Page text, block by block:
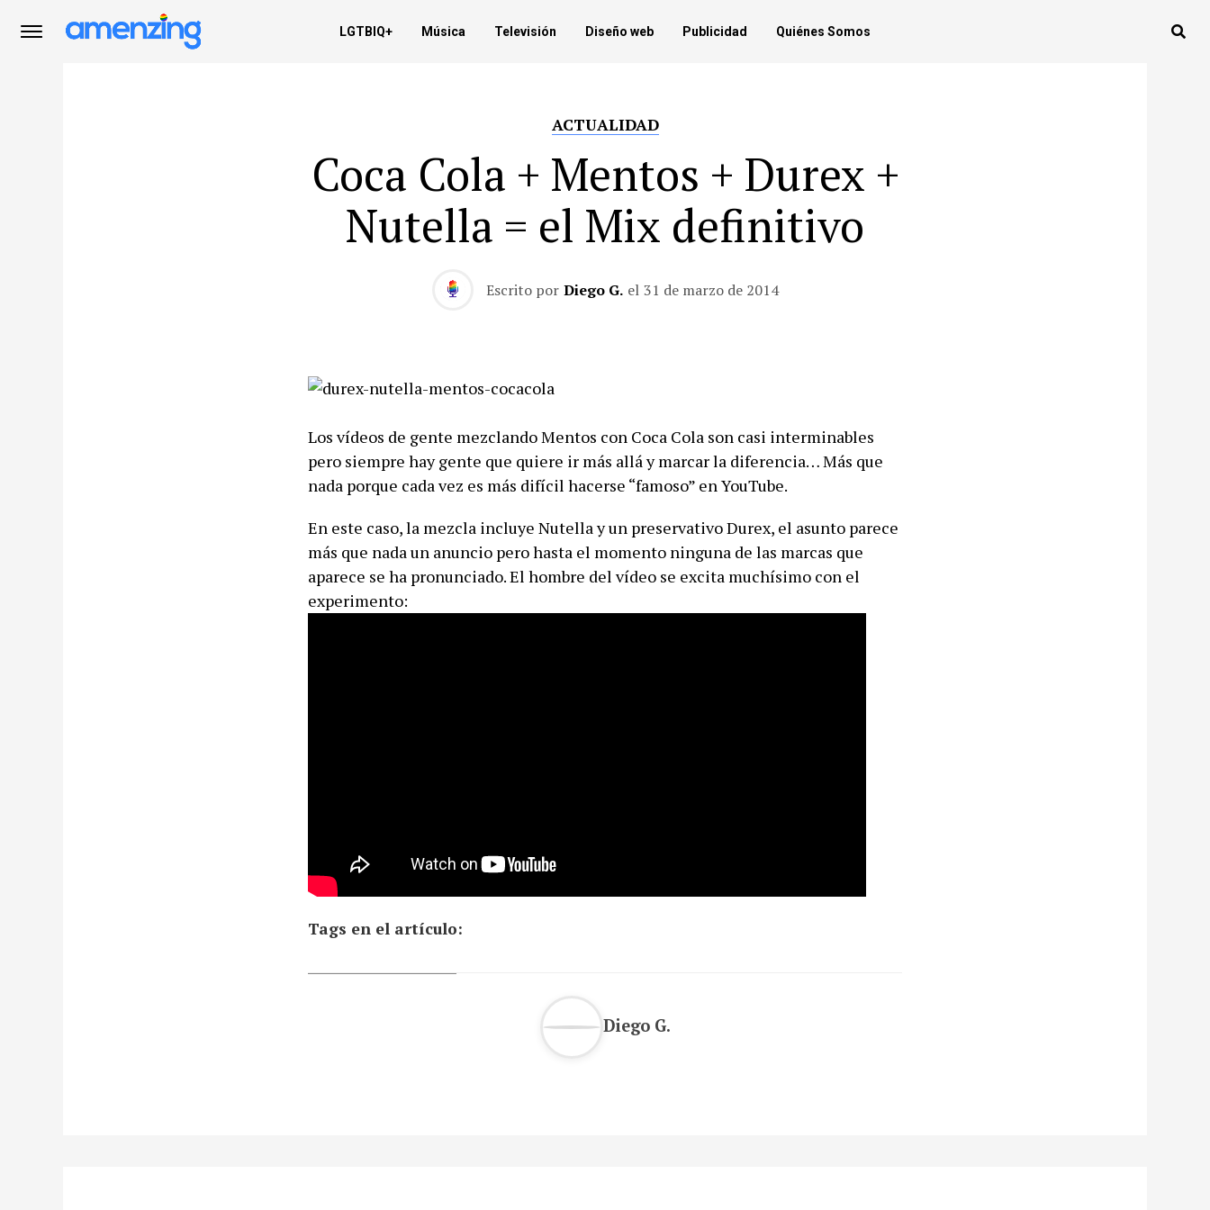
LGTBIQ+ Música Televisión Diseño web Publicidad Quiénes Somos
ACTUALIDAD
Coca Cola + Mentos + Durex +
Nutella = el Mix definitivo
Escrito por Diego G. el 31 de marzo de 2014
Los vídeos de gente mezclando Mentos con Coca Cola son casi interminables
pero siempre hay gente que quiere ir más allá y marcar la diferencia… Más que
nada porque cada vez es más difícil hacerse “famoso” en YouTube.
En este caso, la mezcla incluye Nutella y un preservativo Durex, el asunto parece
más que nada un anuncio pero hasta el momento ninguna de las marcas que
aparece se ha pronunciado. El hombre del vídeo se excita muchísimo con el
experimento:
Tags en el artículo:
Diego G.